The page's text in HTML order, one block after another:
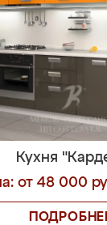
Кухня
от 48 000